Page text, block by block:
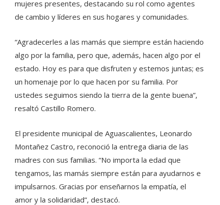
mujeres presentes, destacando su rol como agentes
de cambio y líderes en sus hogares y comunidades.
“Agradecerles a las mamás que siempre están haciendo
algo por la familia, pero que, además, hacen algo por el
estado. Hoy es para que disfruten y estemos juntas; es
un homenaje por lo que hacen por su familia. Por
ustedes seguimos siendo la tierra de la gente buena”,
resaltó Castillo Romero.
El presidente municipal de Aguascalientes, Leonardo
Montañez Castro, reconoció la entrega diaria de las
madres con sus familias. “No importa la edad que
tengamos, las mamás siempre están para ayudarnos e
impulsarnos. Gracias por enseñarnos la empatía, el
amor y la solidaridad”, destacó.